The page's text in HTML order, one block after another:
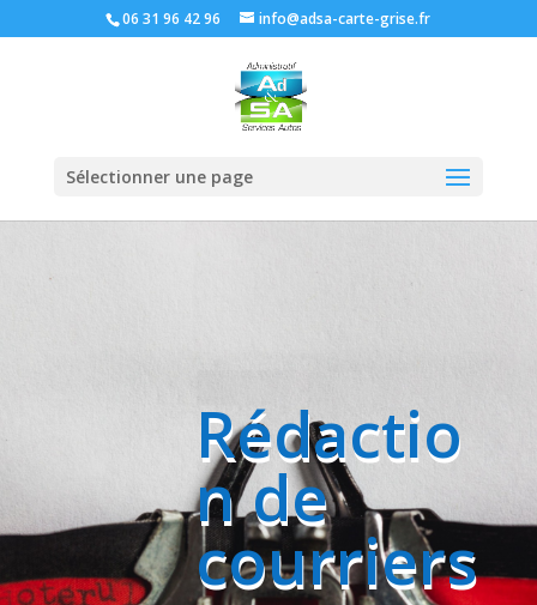
06 31 96 42 96 info@adsa-carte-grise.fr
Sélectionner une page
Rédactio
n de
courriers